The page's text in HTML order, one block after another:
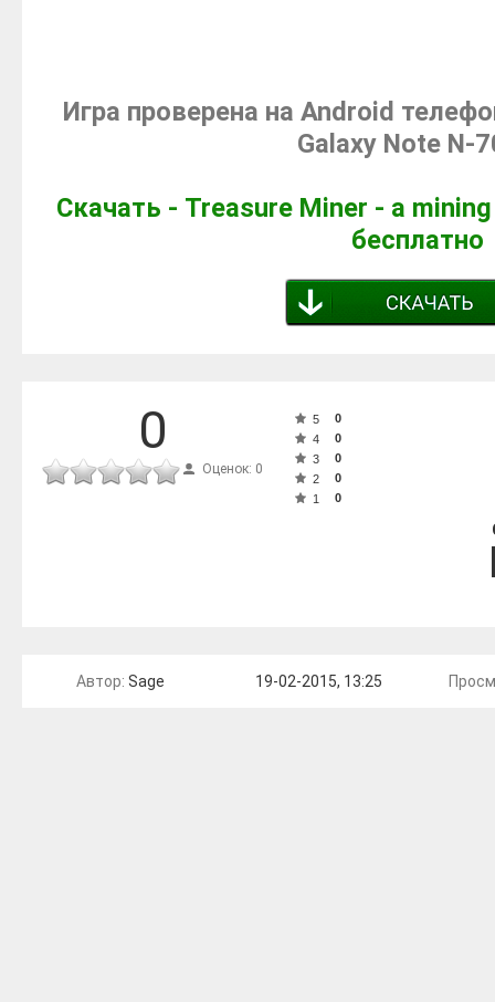
Игра проверена на Android
Galaxy Note N-
Скачать - Treasure Miner - a
бесплатно
0
Оценок: 0
5
0
4
0
3
0
2
0
1
0
Автор:Sage 19-02-2015, 13:25